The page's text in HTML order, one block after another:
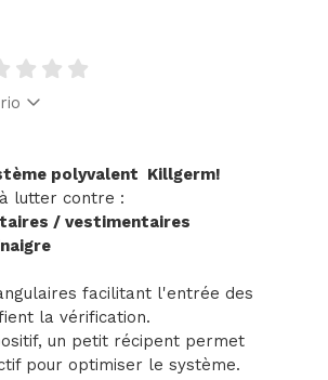
polyvalent Killgerm!
lutter contre :
/ vestimentaires
facilitant l'entrée des
la vérification.
un petit récipent permet
pour optimiser le système.